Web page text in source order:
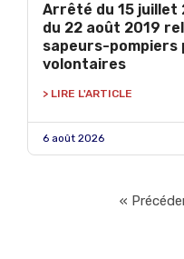
Arrêté du 15 juillet
du 22 août 2019
sapeurs-
volontaires
> LIRE L'ARTICLE
6 août 2026
«